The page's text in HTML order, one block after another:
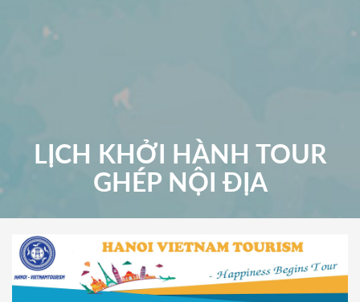
LỊCH KHỞI HÀNH TOUR
GHÉP NỘI ĐỊA